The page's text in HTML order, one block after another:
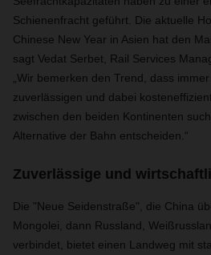
Schienenfracht geführt. Die aktuelle
Chinese New Year in Asien hat den
sagt Vedat Serbet, Rail Services
„Wir bemerken den Trend, dass
zuverlässigen und dabei
zwischen den beiden Kontinenten
Alternative der Bahn entscheiden.“
Zuverlässige und
Die "Neue Seidenstraße", die China
Mongolei, dann Russland,
verbindet, bietet einen Landweg mit